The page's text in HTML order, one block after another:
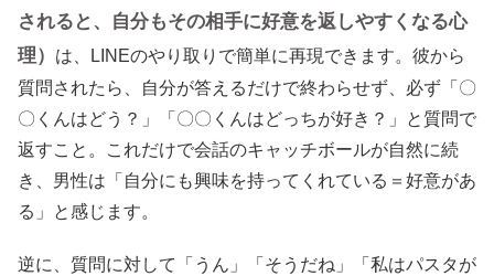
されると、自分もその相手に好意を返しやすくなる心
理）
は、LINEのやり取りで簡単に再現できます。彼から
質問されたら、自分が答えるだけで終わらせず、必ず「〇
〇くんはどう？」「〇〇くんはどっちが好き？」と質問で
返すこと。これだけで会話のキャッチボールが自然に続
き、男性は「自分にも興味を持ってくれている＝好意があ
る」と感じます。
逆に、質問に対して「うん」「そうだね」「私はパスタが